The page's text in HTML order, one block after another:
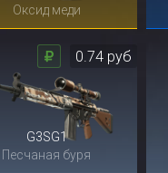
Оксид меди
G3SG1
Песчаная буря
0.74 руб